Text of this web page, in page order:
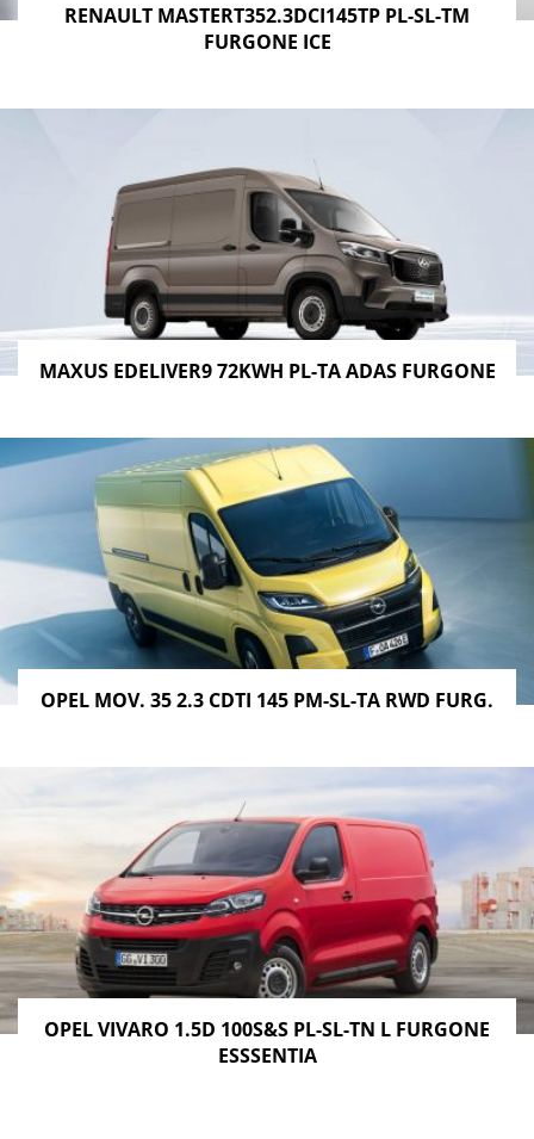
RENAULT MASTERT352.3DCI145TP PL-SL-TM
FURGONE ICE
MAXUS EDELIVER9 72KWH PL-TA ADAS FURGONE
OPEL MOV. 35 2.3 CDTI 145 PM-SL-TA RWD FURG.
OPEL VIVARO 1.5D 100S&S PL-SL-TN L FURGONE
ESSSENTIA